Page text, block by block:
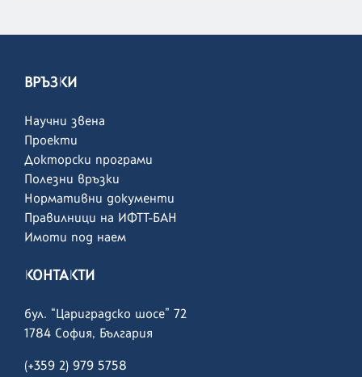
ВРЪЗКИ
Научни звена
Проекти
Докторски програми
Полезни връзки
Нормативни документи
Правилници на ИФТТ-БАН
Имоти под наем
КОНТАКТИ
бул. “Цариградско шосе” 72
1784 София, България
(+359 2) 979 5758